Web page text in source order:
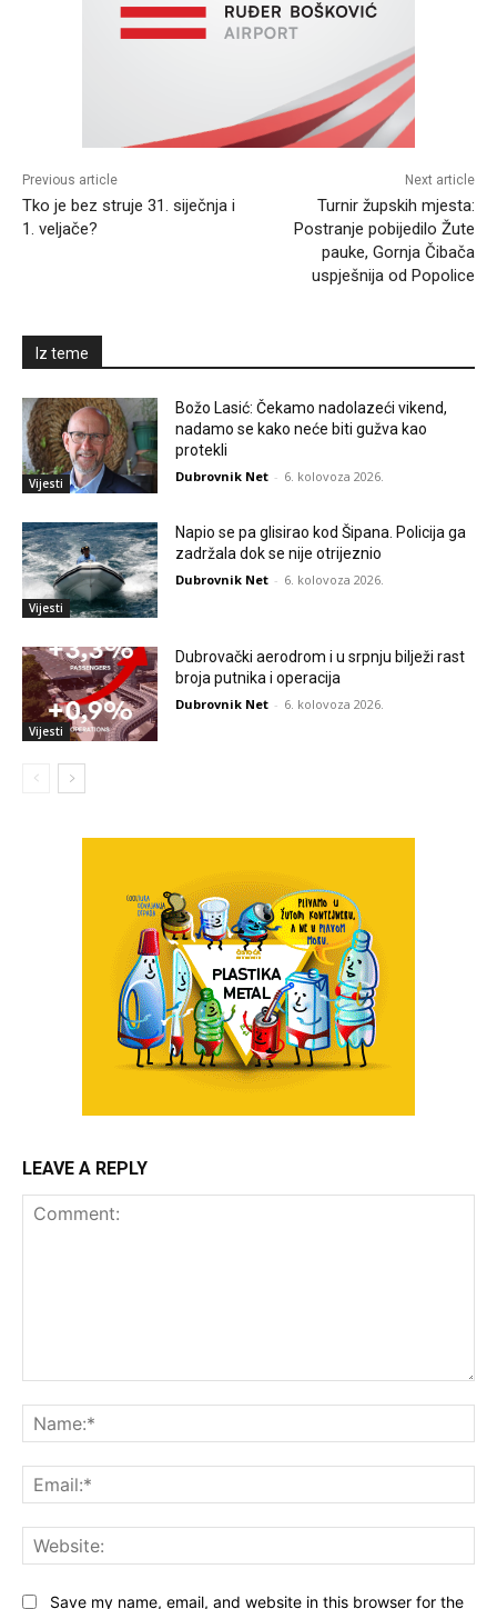
Previous article
Tko je bez struje 31. siječnja i
1. veljače?
Next article
Turnir župskih mjesta:
Postranje pobijedilo Žute
pauke, Gornja Čibača
uspješnija od Popolice
Iz teme
Vijesti
Božo Lasić: Čekamo nadolazeći vikend,
nadamo se kako neće biti gužva kao
protekli
Dubrovnik Net - 6. kolovoza 2026.
Vijesti
Napio se pa glisirao kod Šipana. Policija ga
zadržala dok se nije otrijeznio
Dubrovnik Net - 6. kolovoza 2026.
Vijesti
Dubrovački aerodrom i u srpnju bilježi rast
broja putnika i operacija
Dubrovnik Net - 6. kolovoza 2026.
LEAVE A REPLY
Save my name, email, and website in this browser for the